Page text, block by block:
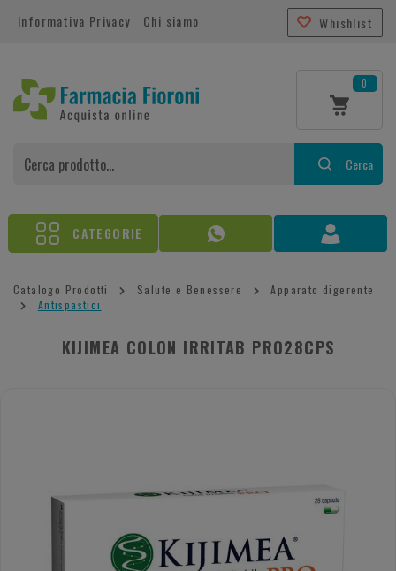
Informativa Privacy Chi siamo Whishlist
0
Cerca
CATEGORIE
Catalogo Prodotti Salute e Benessere
Apparato digerente
Antispastici
KIJIMEA COLON IRRITAB PRO28CPS